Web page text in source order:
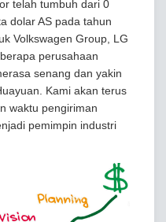
telah tumbuh dari 0
dolar AS pada tahun
Volkswagen Group, LG
perusahaan
senang dan yakin
Kami akan terus
waktu pengiriman
pemimpin industri